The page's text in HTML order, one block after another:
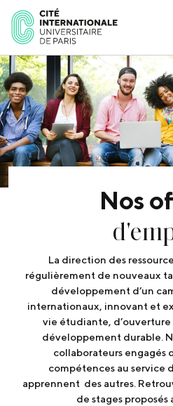
Nos
La direction des
régulièrement de nouveaux
développement d’un
internationaux, innovant et
vie étudiante,
développement durable.
collaborateurs engagés
compétences au service
apprennent des autres.
de stages